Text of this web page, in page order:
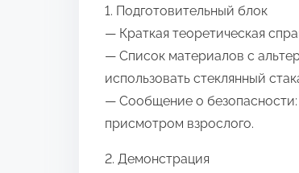
1. Подготовительный блок
— Краткая теоретическая
— Список материалов с
использовать стеклянный
— Сообщение о безопасности:
присмотром взрослого.
2. Демонстрация